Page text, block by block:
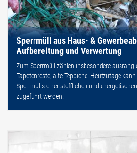
Sperrmüll aus Haus- &
Aufbereitung und Verwertung
Zum Sperrmüll zählen insbesondere
Tapetenreste, alte Teppiche. Heutzutage
Sperrmülls einer stofflichen und
zugeführt werden.